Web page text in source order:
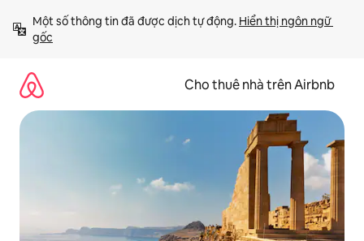
đến
Một số thông tin đã được dịch tự động. Hiển thị ngôn ngữ
gốc
Cho thuê nhà trên Airbnb